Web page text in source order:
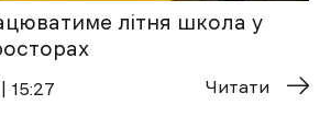
літня школа у
15:27 Читати